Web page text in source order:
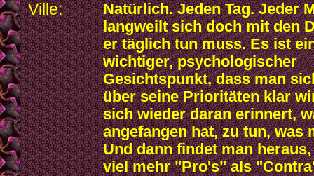
Ville:
Natürlich. Jeden Tag. Jeder
langweilt sich doch mit den
er täglich tun muss. Es ist
wichtiger, psychologischer
Gesichtspunkt, dass man
über seine Prioritäten klar
sich wieder daran erinnert,
angefangen hat, zu tun, was
Und dann findet man
viel mehr "Pro's" als